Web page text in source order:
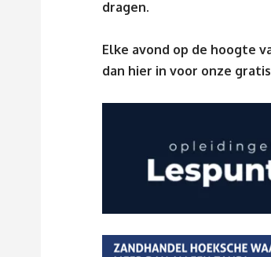
dragen.
Elke avond op de hoogte
dan hier in voor onze